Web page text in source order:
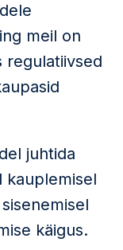
meil on
regulatiivsed
juhtida
kauplemisel
käigus.